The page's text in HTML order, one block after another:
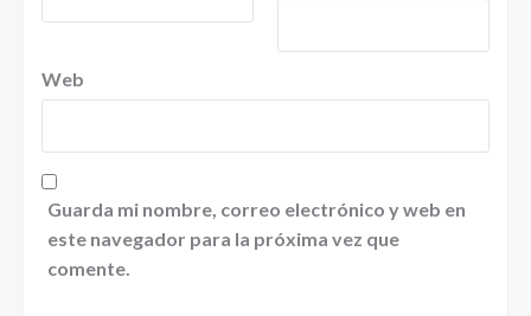
Web
Guarda mi nombre, correo electrónico y web en
este navegador para la próxima vez que
comente.